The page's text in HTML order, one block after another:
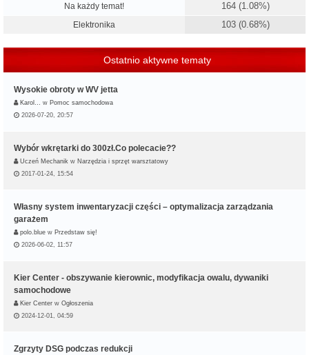
Na każdy temat! 164 (1.08%)
Elektronika 103 (0.68%)
Ostatnio aktywne tematy
Wysokie obroty w WV jetta
Karol… w Pomoc samochodowa
2026-07-20, 20:57
Wybór wkrętarki do 300zł.Co polecacie??
Uczeń Mechanik w Narzędzia i sprzęt warsztatowy
2017-01-24, 15:54
Własny system inwentaryzacji części – optymalizacja zarządzania
garażem
polo.blue w Przedstaw się!
2026-06-02, 11:57
Kier Center - obszywanie kierownic, modyfikacja owalu, dywaniki
samochodowe
Kier Center w Ogłoszenia
2024-12-01, 04:59
Zgrzyty DSG podczas redukcji